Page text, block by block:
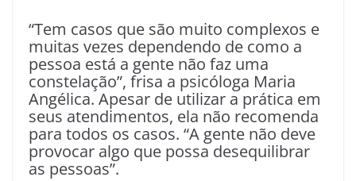
“Tem casos que são muito complexos e
muitas vezes dependendo de como a
pessoa está a gente não faz uma
constelação”, frisa a psicóloga Maria
Angélica. Apesar de utilizar a prática em
seus atendimentos, ela não recomenda
para todos os casos. “A gente não deve
provocar algo que possa desequilibrar
as pessoas”.